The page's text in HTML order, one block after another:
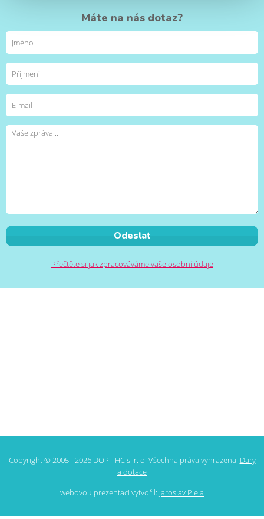
Máte na nás dotaz?
Přečtěte si jak zpracováváme vaše osobní údaje
Copyright © 2005 - 2026 DOP - HC s. r. o. Všechna práva vyhrazena. Dary
a dotace
webovou prezentaci vytvořil: Jaroslav Piela